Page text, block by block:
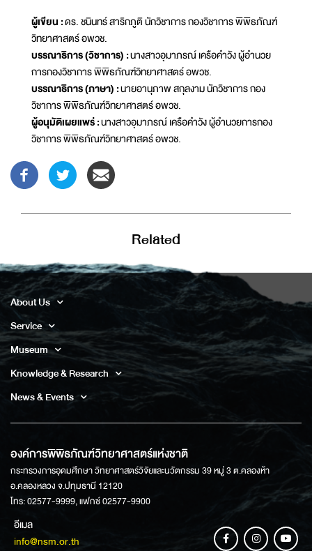
ผู้เขียน :ดร. ชนินทร์ สาริกภูติ นักวิชาการ กองวิชาการ พิพิธภัณฑ์
วิทยาศาสตร์ อพวช.
บรรณาธิการ (วิชาการ) :นางสาวอุมาภรณ์ เครือคำวัง ผู้อำนวย
การกองวิชาการ พิพิธภัณฑ์วิทยาศาสตร์ อพวช.
บรรณาธิการ (ภาษา) :นายอานุภาพ สกุลงาม นักวิชาการ กอง
วิชาการ พิพิธภัณฑ์วิทยาศาสตร์ อพวช.
ผู้อนุมัติเผยแพร่ :นางสาวอุมาภรณ์ เครือคำวัง ผู้อำนวยการกอง
วิชาการ พิพิธภัณฑ์วิทยาศาสตร์ อพวช.
Related
About Us
Service
Museum
Knowledge & Research
News & Events
องค์การพิพิธภัณฑ์วิทยาศาสตร์แห่งชาติ
กระทรวงการอุดมศึกษา วิทยาศาสตร์วิจัยและนวัตกรรม 39 หมู่ 3 ต.คลองห้า
อ.คลองหลวง จ.ปทุมธานี 12120
โทร: 02577-9999, แฟกซ์ 02577-9900
อีเมล
info@nsm.or.th